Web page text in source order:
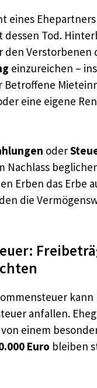
eines
dessen Tod.
Verstorbenen
einzureichen –
Betroffene
eine eigene
oder
Nachlass
Erben das Erbe
die
anfallen.
einem
Euro bleiben